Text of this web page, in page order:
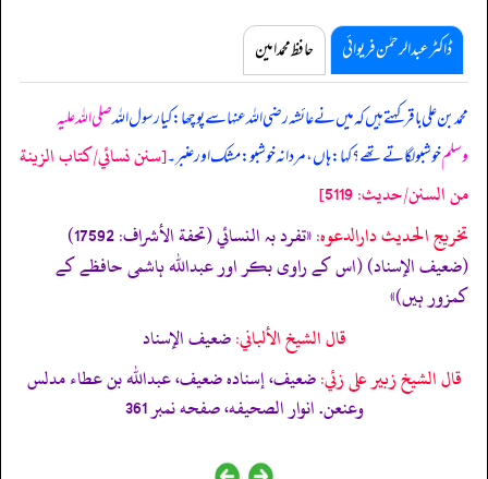
ڈاکٹر عبدالرحمٰن فریوائی حافظ محمد امین
محمد بن علی باقر کہتے ہیں کہمیں نے عائشہ رضی اللہ عنہا سے پوچھا: کیا رسول اللہصلی اللہ علیہ
وسلمخوشبو لگاتے تھے؟ کہا: ہاں، مردانہ خوشبو: مشک اور عنبر۔[سنن نسائي/كتاب الزينة
من السنن/حدیث: 5119]
تخریج الحدیث دارالدعوہ:
«تفرد بہ النسائي (تحفة الأشراف: 17592)
(ضعیف الإسناد) (اس کے راوی بکر اور عبداللہ ہاشمی حافظے کے
کمزور ہیں)»
قال الشيخ الألباني:ضعيف الإسناد
قال الشيخ زبير على زئي:ضعيف، إسناده ضعيف، عبداﷲ بن عطاء مدلس
وعنعن. انوار الصحيفه، صفحه نمبر 361